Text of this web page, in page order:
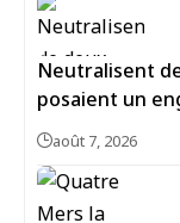
Neutralisent
posaient un
août 7, 2026